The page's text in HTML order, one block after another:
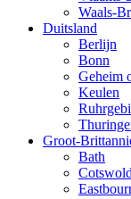
Waals-
Duitsland
Berlijn
Bonn
Geheim
Keulen
Groot-
Bath